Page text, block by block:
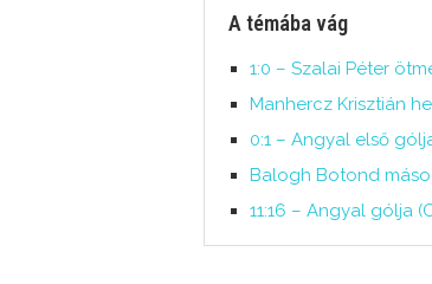
A témába vág
1:0 – Szalai Péter
Manhercz Krisztián
0:1 – Angyal első
Balogh Botond
11:16 – Angyal gólja